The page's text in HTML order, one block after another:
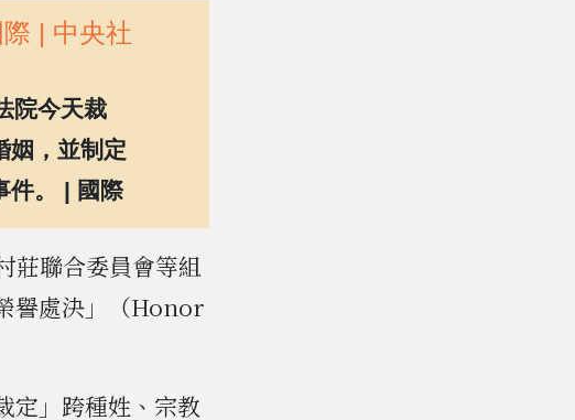
| 中央社
院今天裁
姻，並制定
件。 | 國際
莊聯合委員會等組
譽處決」（Honor
定」跨種姓、宗教